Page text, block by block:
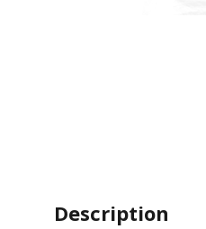
Description